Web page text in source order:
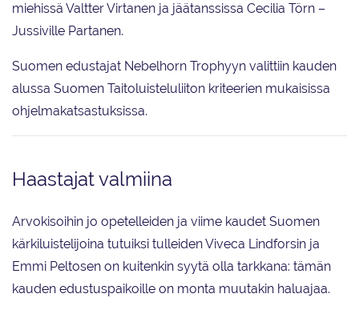
miehissä Valtter Virtanen ja jäätanssissa Cecilia Törn –
Jussiville Partanen.
Suomen edustajat Nebelhorn Trophyyn valittiin kauden
alussa Suomen Taitoluisteluliiton kriteerien mukaisissa
ohjelmakatsastuksissa.
Haastajat valmiina
Arvokisoihin jo opetelleiden ja viime kaudet Suomen
kärkiluistelijoina tutuiksi tulleiden Viveca Lindforsin ja
Emmi Peltosen on kuitenkin syytä olla tarkkana: tämän
kauden edustuspaikoille on monta muutakin haluajaa.